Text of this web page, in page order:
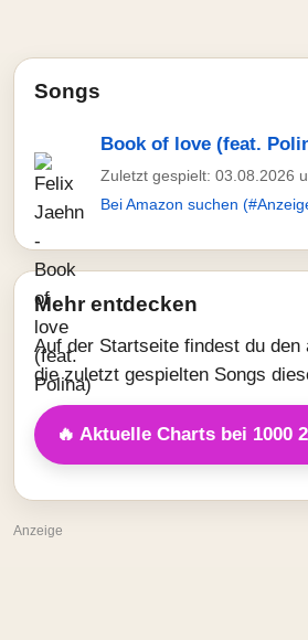
Songs
Book of love (feat.
Zuletzt gespielt: 03.08.2026
Bei Amazon suchen
Mehr entdecken
Auf der Startseite findest du den
die zuletzt gespielten Songs
🔥 Aktuelle Charts bei 1000
Anzeige